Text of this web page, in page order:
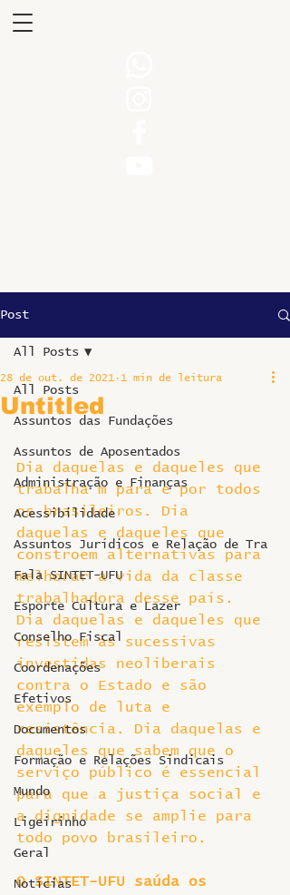
Post
All Posts
Assuntos das Fundações
Assuntos de Aposentados
Administração e Finanças
Acessibilidade
Assuntos Jurídicos e Relação de Tra
Fala SINTET-UFU
Esporte Cultura e Lazer
Conselho Fiscal
Coordenações
Efetivos
Documentos
Formação e Relações Sindicais
Mundo
Ligeirinho
Geral
Notícias
All Posts
Untitled
28 de out. de 2021 1 min de leitura
Dia daquelas e daqueles que
trabalha m para e por todos
os brasileiros. Dia
daquelas e daqueles que
constroem alternativas para
melhorar a vida da classe
trabalhadora desse país.
Dia daquelas e daqueles que
resistem às sucessivas
investidas neoliberais
contra o Estado e são
exemplo de luta e
resistência. Dia daquelas e
daqueles que sabem que o
serviço público é essencial
para que a justiça social e
a dignidade se amplie para
todo povo brasileiro.
O SINTET-UFU saúda os